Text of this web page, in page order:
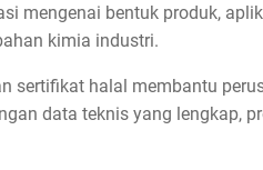
mengenai bentuk produk,
kimia industri.
sertifikat halal membantu
data teknis yang lengkap,